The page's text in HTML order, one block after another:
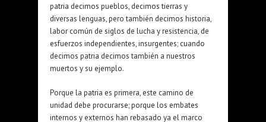
patria decimos pueblos, decimos tierras y
diversas lenguas, pero también decimos historia,
labor común de siglos de lucha y resistencia, de
esfuerzos independientes, insurgentes; cuando
decimos patria decimos también a nuestros
muertos y su ejemplo.
Porque la patria es primera, este camino de
unidad debe procurarse; porque los embates
internos y externos han rebasado ya el marco